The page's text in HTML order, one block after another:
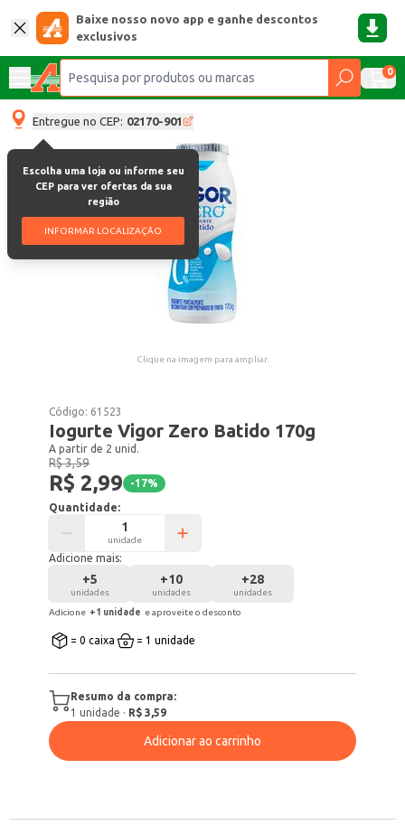
Baixe nosso novo app e ganhe descontos
exclusivos
0
Entregue no CEP: 02170-901
Escolha uma loja ou informe seu
CEP para ver ofertas da sua
região
INFORMAR LOCALIZAÇÃO
Clique na imagem para ampliar.
Código: 61523
Iogurte Vigor Zero Batido 170g
A partir de 2 unid.
R$ 3,59
R$ 2,99 -17%
Quantidade:
unidade
Adicione mais:
+5
unidades
+10
unidades
+28
unidades
Adicione +1 unidade e aproveite o desconto
= 0 caixa = 1 unidade
Resumo da compra:
1 unidade · R$ 3,59
Adicionar ao carrinho